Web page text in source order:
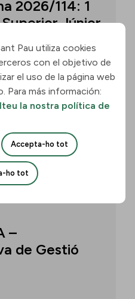
2026/114: 1
Júnior
a T4A - Tècnic/a
Neurobiologia de
Aphasia &
Termini: 11
h.
Uneix-te
–
de Gestió
Pau utiliza cookies
con el objetivo de
el uso de la página web
Para más información:
la nostra política de
Accepta-ho tot
ho tot